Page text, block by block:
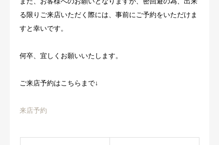
る限りご来店いただく際には、事前にご予約をいただけま
すと幸いです。
何卒、宜しくお願いいたします。
ご来店予約はこちらまで↓
来店予約